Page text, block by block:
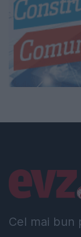
Cel mai bun
Linkuri utile